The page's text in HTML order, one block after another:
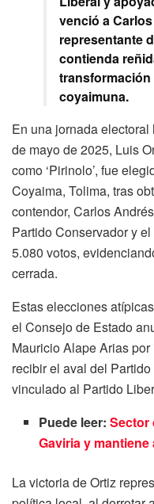
venció a
representante
contienda
coyaimuna.
En una jornada
de mayo de 2025, Luis
como ‘Pirinolo’, fue
Coyaima, Tolima, tras
contendor, Carlos
Partido Conservador y
5.080 votos,
cerrada.
Estas elecciones
el Consejo de Estado
Mauricio Alape Arias
recibir el aval del
vinculado al Partido
Puede leer:Sector
Gaviria y
La victoria de Ortiz